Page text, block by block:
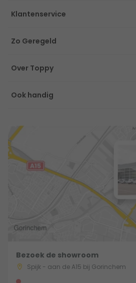
Klantenservice
Zo Geregeld
Over Toppy
Ook handig
Bezoek de showroom
Spijk - aan de A15 bij Gorinchem